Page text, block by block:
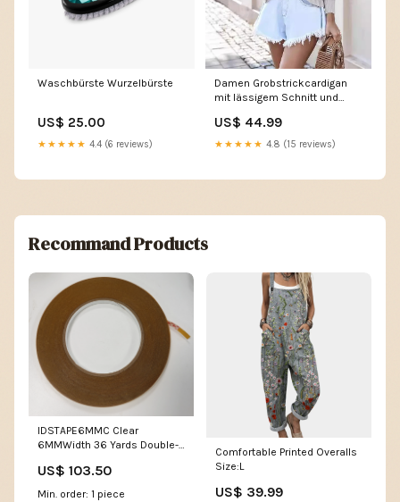
Waschbürste Wurzelbürste
US$ 25.00
★★★★★ 4.4 (6 reviews)
Damen Grobstrickcardigan
mit lässigem Schnitt und
BS-1-10-7D-FR
US$ 44.99
★★★★★ 4.8 (15 reviews)
Recommand Products
IDSTAPE6MMC Clear
6MMWidth 36 Yards Double-
US$ 103.50
Min. order: 1 piece
Comfortable Printed Overalls
Size:L
US$ 39.99